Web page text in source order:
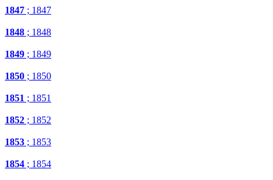
1847 ; 1847
1848 ; 1848
1849 ; 1849
1850 ; 1850
1851 ; 1851
1852 ; 1852
1853 ; 1853
1854 ; 1854